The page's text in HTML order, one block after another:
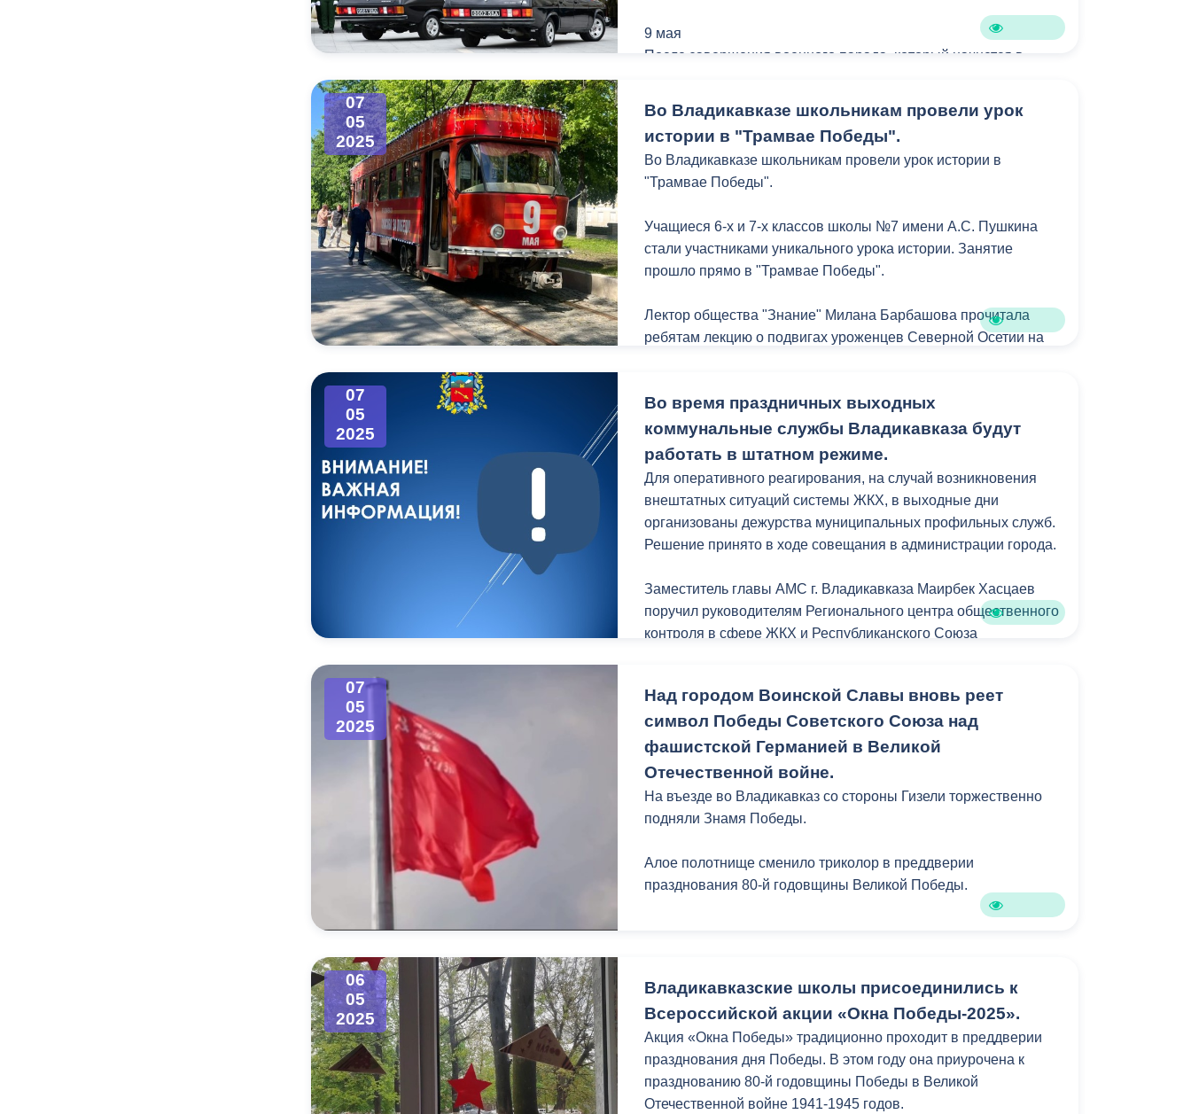
Муниципальный контроль Выборы 2026
Северной Осетии, в соответствии с перечнем поручений
Президента РФ Владимира Путина по итогам 47-го заседания
9 мая
После завершения военного парада, который начнется в
В Центральном парке с 11 до 16 часов разместятся
разнообразные тематические площадки. Жителей и гостей
города ждут концерты, мастер-классы, выставки, спортивные
07
05
2025
Во Владикавказе школьникам провели урок
истории в "Трамвае Победы".
Во Владикавказе школьникам провели урок истории в
"Трамвае Победы".
Учащиеся 6-х и 7-х классов школы №7 имени А.С. Пушкина
стали участниками уникального урока истории. Занятие
прошло прямо в "Трамвае Победы".
Лектор общества "Знание" Милана Барбашова прочитала
ребятам лекцию о подвигах уроженцев Северной Осетии на
Мероприятие организовано администрацией Владикавказа
совместно с Обществом «Знание» в рамках подготовки к
празднованию 80-летия Великой Победы.
Напомним, "Трамвай Победы" отправляется ежедневно от
центрального входа в парк имени К.Л. Хетагурова в 15:00 и
16:00.
07
05
2025
Во время праздничных выходных
коммунальные службы Владикавказа будут
работать в штатном режиме.
Для оперативного реагирования, на случай возникновения
внештатных ситуаций системы ЖКХ, в выходные дни
организованы дежурства муниципальных профильных служб.
Решение принято в ходе совещания в администрации города.
Заместитель главы АМС г. Владикавказа Маирбек Хасцаев
поручил руководителям Регионального центра общественного
контроля в сфере ЖКХ и Республиканского Союза
дежурств и назначить ответственных сотрудников из числа
управляющих организаций Владикавказа.
07
05
2025
Над городом Воинской Славы вновь реет
символ Победы Советского Союза над
фашистской Германией в Великой
Отечественной войне.
На въезде во Владикавказ со стороны Гизели торжественно
подняли Знамя Победы.
Алое полотнище сменило триколор в преддверии
празднования 80-й годовщины Великой Победы.
06
05
2025
Владикавказские школы присоединились к
Всероссийской акции «Окна Победы-2025».
Акция «Окна Победы» традиционно проходит в преддверии
празднования дня Победы. В этом году она приурочена к
празднованию 80-й годовщины Победы в Великой
Отечественной войне 1941-1945 годов.